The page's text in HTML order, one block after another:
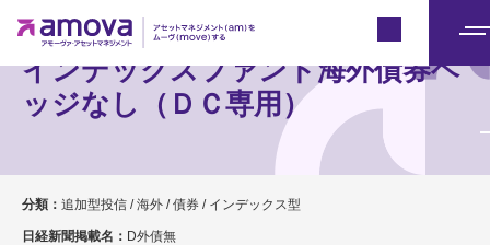
ニ
インデックスファンド海外債券ヘ
ッジなし（ＤＣ専用）
分類： 追加型投信 / 海外 / 債券 / インデックス型
日経新聞掲載名： D外債無